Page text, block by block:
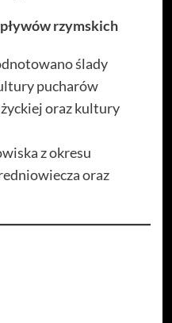
rzymskich
ślady
pucharów
oraz kultury
z okresu
oraz